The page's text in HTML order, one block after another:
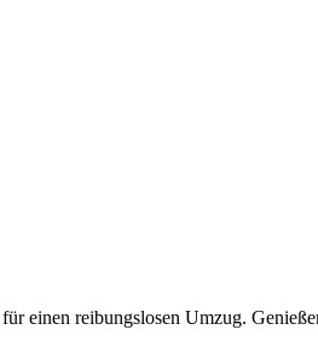
einen reibungslosen Umzug.